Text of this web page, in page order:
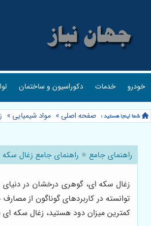
خودرو خدمات دکوراسیون و ساختمان
صفحه اصلی » مواد شیمیایی »
راهنمای جامع ⭐️ راهنمای جامع زغال
زغال سکه ای، گوهری درخشان در
توانسته در کاربردهای گوناگون از
کمترین میزان دود هستید، زغال سکه ای